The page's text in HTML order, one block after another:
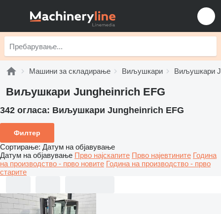
Машини за складирање Виљушкари Виљушкари
Виљушкари Jungheinrich EFG
342 огласа: Виљушкари Jungheinrich EFG
Филтер
Сортирање: Датум на објавување
Датум на објавување Прво најскапите Прво најевтините Година
на производство - прво новите Година на производство - прво
старите